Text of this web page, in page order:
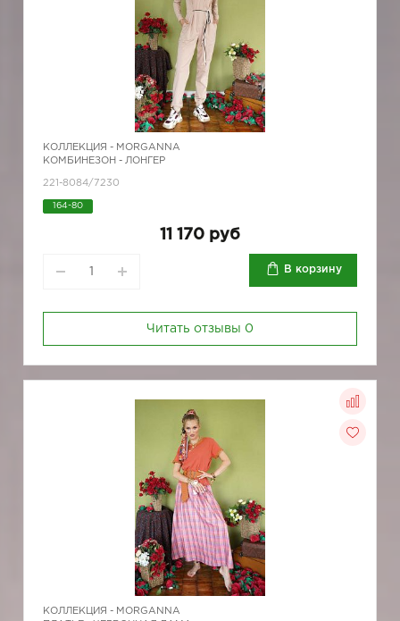
КОЛЛЕКЦИЯ - MORGANNA
КОМБИНЕЗОН - ЛОНГЕР
221-8084/7230
164-80
11 170 руб
В корзину
Читать отзывы 0
КОЛЛЕКЦИЯ - MORGANNA